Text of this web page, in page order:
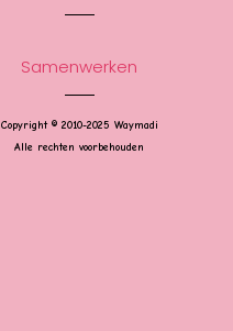
Samenwerken
Copyright © 2010-2025 Waymadi
Alle rechten voorbehouden